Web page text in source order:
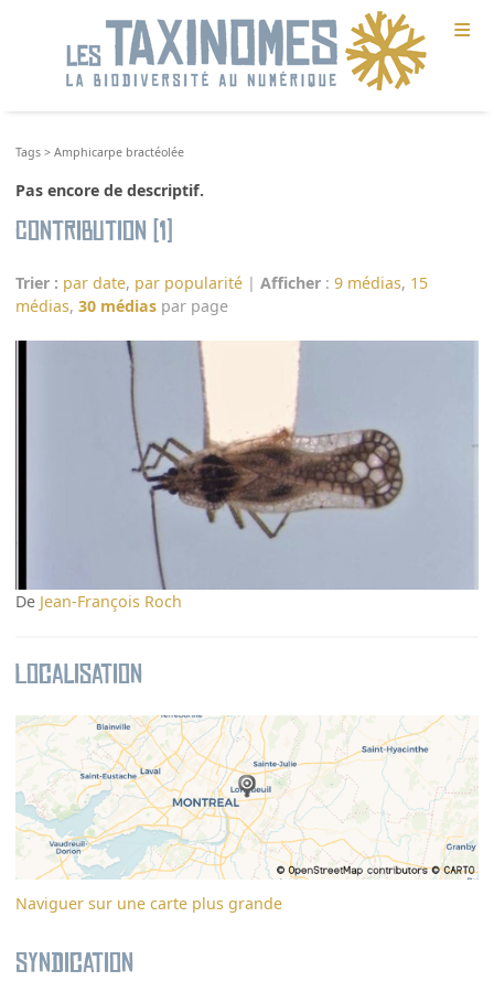
≡
Tags >Amphicarpe bractéolée
Pas encore de descriptif.
Contribution (1)
Trier : par date, par popularité |Afficher :9 médias, 15
médias,30 médias par page
De Jean-François Roch
Localisation
Naviguer sur une carte plus grande
Syndication